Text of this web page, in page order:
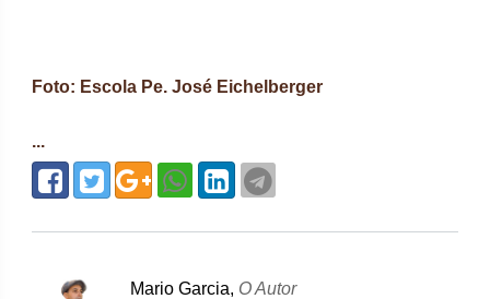
Foto: Escola Pe. José Eichelberger
...
Mario Garcia, O Autor